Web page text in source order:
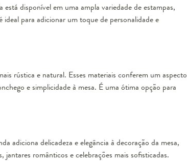
está disponível em uma ampla variedade de estampas,
para adicionar um toque de personalidade e
rústica e natural. Esses materiais conferem um aspecto
e simplicidade à mesa. É uma ótima opção para
adiciona delicadeza e elegância à decoração da mesa,
românticos e celebrações mais sofisticadas.